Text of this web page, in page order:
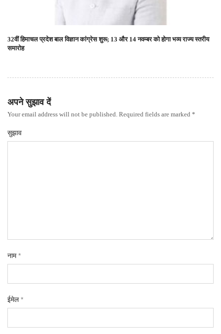
32वीं हिमाचल प्रदेश बाल विज्ञान कांग्रेस शुरू; 13 और 14 नवम्बर को होगा भव्य राज्य स्तरीय
समारोह
अपने सुझाव दें
Your email address will not be published. Required fields are marked *
सुझाव
नाम*
ईमेल*